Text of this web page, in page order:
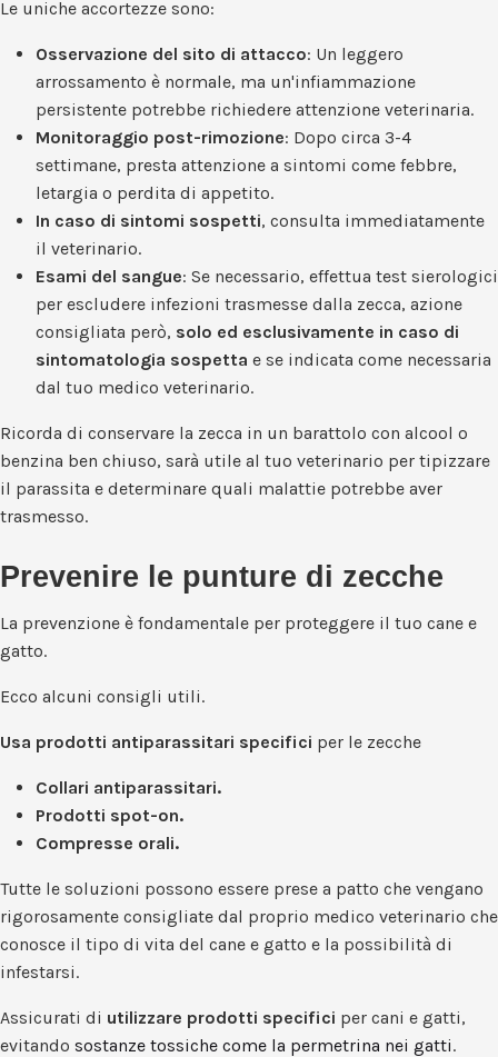
Le uniche accortezze sono:
Osservazione del sito di attacco: Un leggero
arrossamento è normale, ma un'infiammazione
persistente potrebbe richiedere attenzione veterinaria.
Monitoraggio post-rimozione: Dopo circa 3-4
settimane, presta attenzione a sintomi come febbre,
letargia o perdita di appetito.
In caso di sintomi sospetti, consulta immediatamente
il veterinario.
Esami del sangue: Se necessario, effettua test sierologici
per escludere infezioni trasmesse dalla zecca, azione
consigliata però, solo ed esclusivamente in caso di
sintomatologia sospetta e se indicata come necessaria
dal tuo medico veterinario.
Ricorda di conservare la zecca in un barattolo con alcool o
benzina ben chiuso, sarà utile al tuo veterinario per tipizzare
il parassita e determinare quali malattie potrebbe aver
trasmesso.
Prevenire le punture di zecche
La prevenzione è fondamentale per proteggere il tuo cane e
gatto.
Ecco alcuni consigli utili.
Usa prodotti antiparassitari specifici per le zecche
Collari antiparassitari.
Prodotti spot-on.
Compresse orali.
Tutte le soluzioni possono essere prese a patto che vengano
rigorosamente consigliate dal proprio medico veterinario che
conosce il tipo di vita del cane e gatto e la possibilità di
infestarsi.
Assicurati di utilizzare prodotti specifici per cani e gatti,
evitando sostanze tossiche come la permetrina nei gatti.